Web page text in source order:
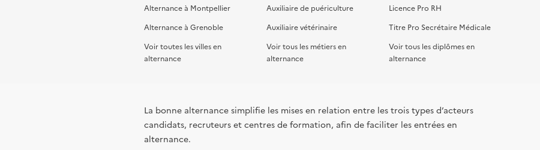
Alternance à Montpellier
Alternance à Grenoble
Voir toutes les villes en
alternance
Auxiliaire de puériculture
Auxiliaire vétérinaire
Voir tous les métiers en
alternance
Licence Pro RH
Titre Pro Secrétaire Médicale
Voir tous les diplômes en
alternance
La bonne alternance simplifie les mises en relation entre les trois types d’acteurs
candidats, recruteurs et centres de formation, afin de faciliter les entrées en
alternance.